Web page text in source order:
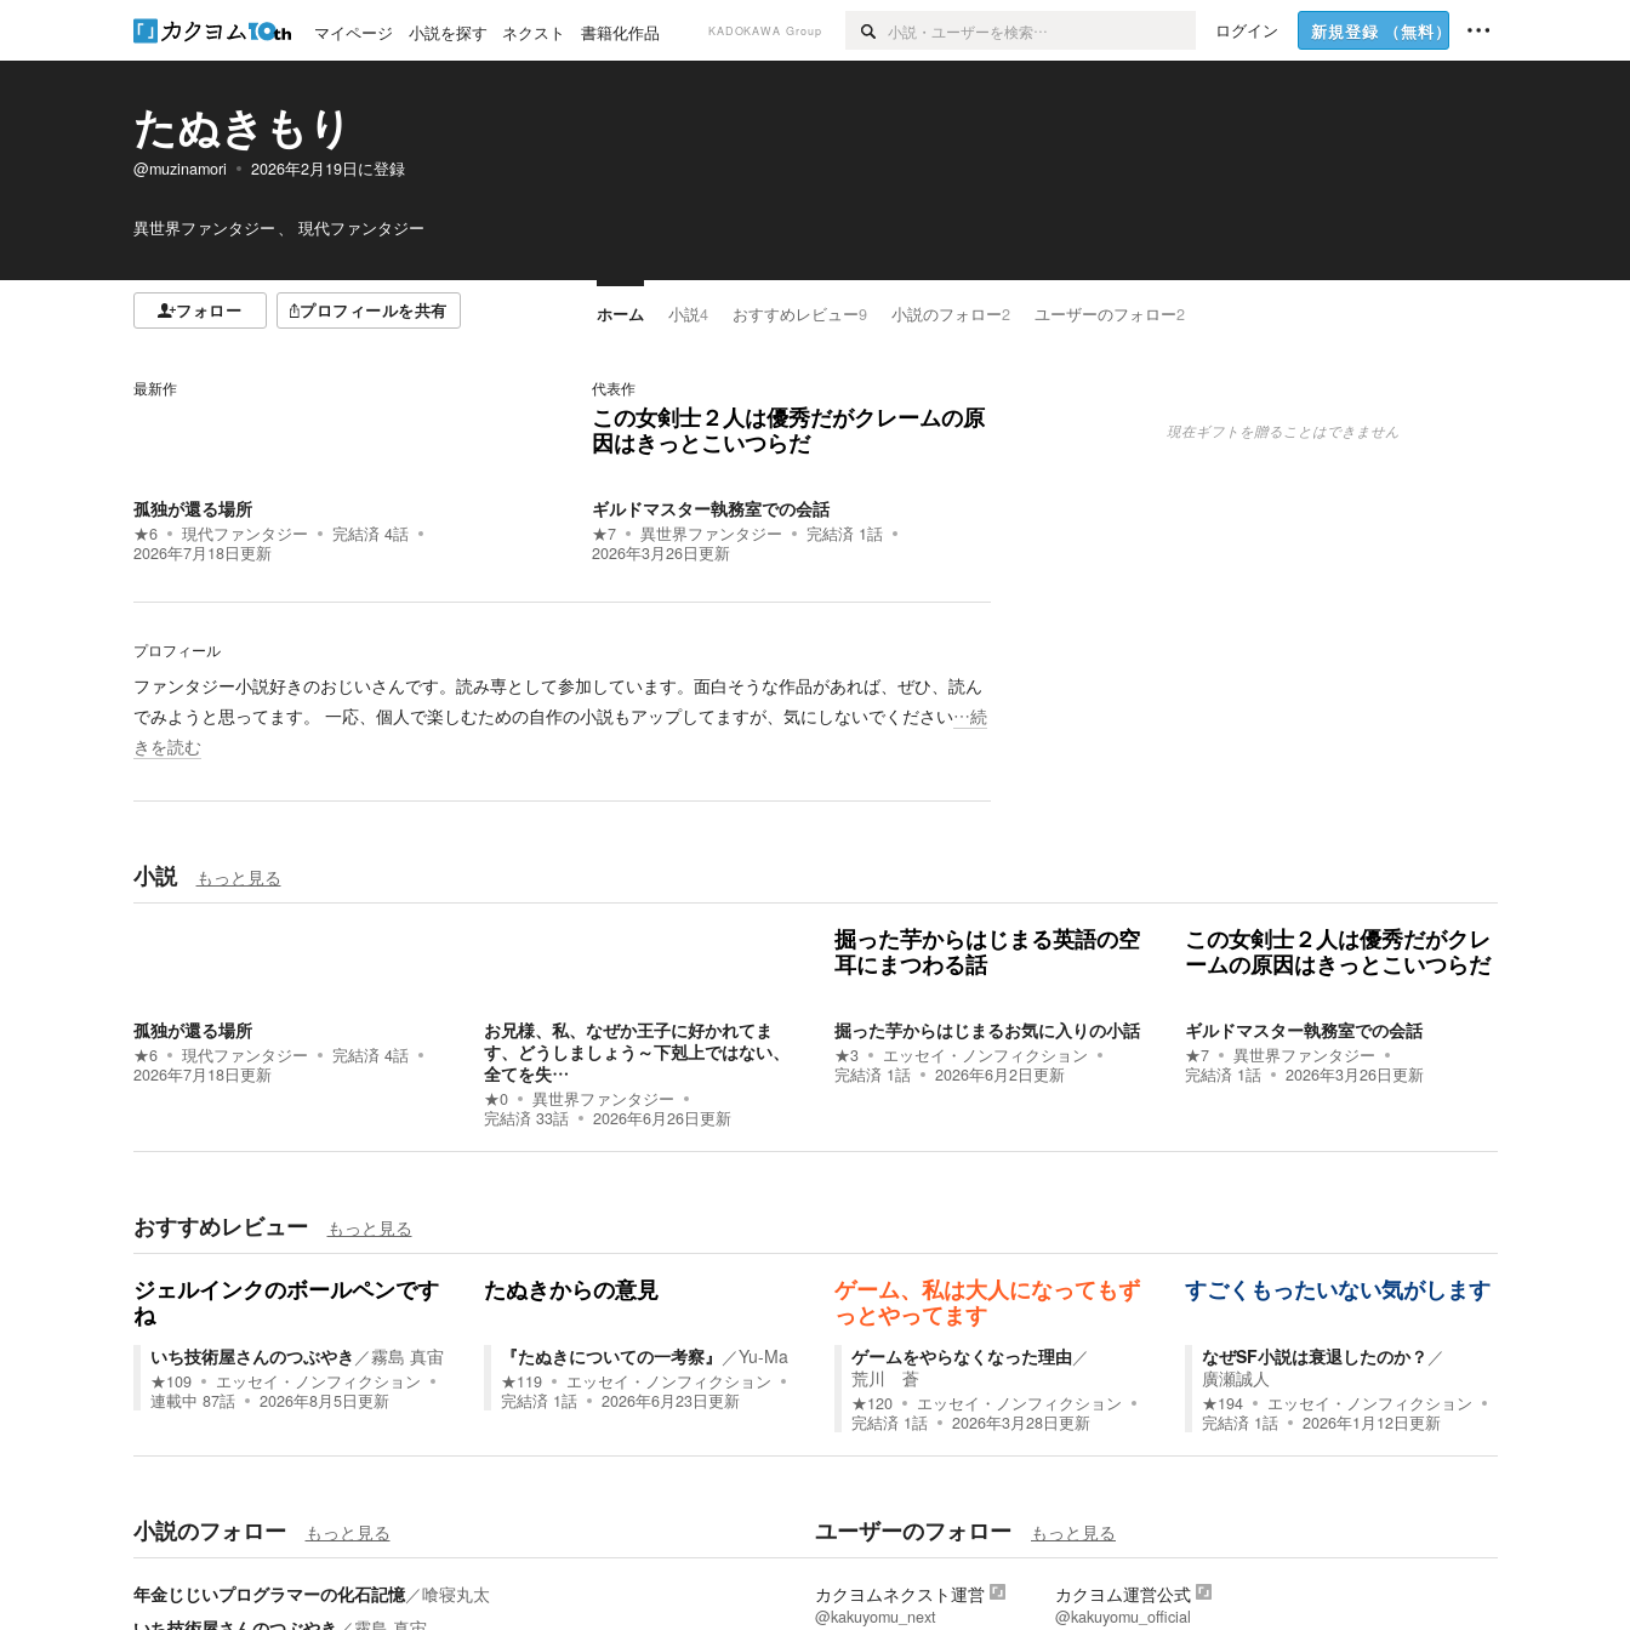
マイページ 小説を探す ネクスト 書籍化作品 KADOKAWA Group ログイン 新規登録 （無料）
たぬきもり
@muzinamori 2026年2月19日に登録
異世界ファンタジー 現代ファンタジー
フォロー プロフィールを共有 ホーム 小説4 おすすめレビュー9 小説のフォロー2 ユーザーのフォロー2
最新作
孤独が還る場所
★6 現代ファンタジー 完結済 4話
2026年7月18日更新
代表作
この女剣士２人は優秀だがクレームの原
因はきっとこいつらだ
ギルドマスター執務室での会話
★7 異世界ファンタジー 完結済 1話
2026年3月26日更新
プロフィール
ファンタジー小説好きのおじいさんです。読み専として参加しています。面白そうな作品があれば、ぜひ、読ん
でみようと思ってます。 一応、個人で楽しむための自作の小説もアップしてますが、気にしないでください…続
きを読む
現在ギフトを贈ることはできません
小説 もっと見る
孤独が還る場所
★6 現代ファンタジー 完結済 4話
2026年7月18日更新
お兄様、私、なぜか王子に好かれてま
す、どうしましょう～下剋上ではない、
全てを失…
★0
異世界ファンタジー
完結済 33話 2026年6月26日更新
掘った芋からはじまる英語の空
耳にまつわる話
掘った芋からはじまるお気に入りの小話
★3
エッセイ・ノンフィクション
完結済 1話 2026年6月2日更新
この女剣士２人は優秀だがクレ
ームの原因はきっとこいつらだ
ギルドマスター執務室での会話
★7
異世界ファンタジー
完結済 1話 2026年3月26日更新
おすすめレビュー もっと見る
ジェルインクのボールペンです
ね
いち技術屋さんのつぶやき ／霧島 真宙
★109
エッセイ・ノンフィクション
連載中 87話 2026年8月5日更新
たぬきからの意見
『たぬきについての一考察』 ／Yu-Ma
★119
エッセイ・ノンフィクション
完結済 1話 2026年6月23日更新
ゲーム、私は大人になってもず
っとやってます
ゲームをやらなくなった理由／
荒川 蒼
★120
エッセイ・ノンフィクション
完結済 1話 2026年3月28日更新
すごくもったいない気がします
なぜSF小説は衰退したのか？ ／
廣瀬誠人
★194
エッセイ・ノンフィクション
完結済 1話 2026年1月12日更新
小説のフォロー もっと見る
年金じじいプログラマーの化石記憶／喰寝丸太
ユーザーのフォロー もっと見る
カクヨムネクスト運営
@kakuyomu_next
カクヨム運営公式
@kakuyomu_official